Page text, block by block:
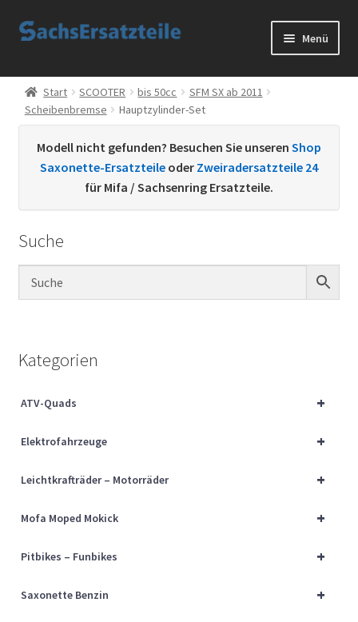
Zur
Zum
Menü
Start
AGB
Datenschutzerklärung
Kontakt
Sachs Ersatzteile
Über uns
Start SCOOTER bis 50cc
SFM SX ab 2011
Scheibenbremse
Hauptzylinder-Set
Modell nicht gefunden? Besuchen Sie unseren Shop
Saxonette-Ersatzteile oder Zweiradersatzteile 24
für Mifa / Sachsenring Ersatzteile.
Suche
Kategorien
+
ATV-Quads
+
Elektrofahrzeuge
+
Leichtkrafträder – Motorräder
+
Mofa Moped Mokick
+
Pitbikes – Funbikes
+
Saxonette Benzin